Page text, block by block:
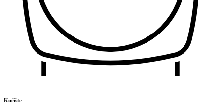
Kućište